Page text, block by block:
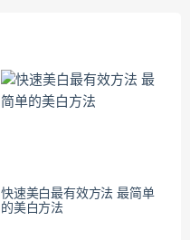
快速美白最有效方法 最简单
的美白方法